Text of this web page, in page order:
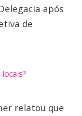
após
de
relatou que